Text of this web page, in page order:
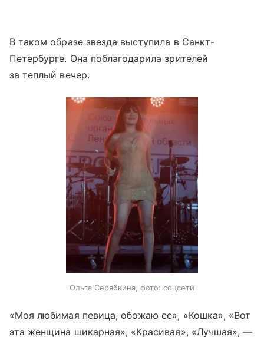
В таком образе звезда выступила в Санкт-
Петербурге. Она поблагодарила зрителей
за теплый вечер.
Ольга Серябкина, фото: соцсети
«Моя любимая певица, обожаю ее», «Кошка», «Вот
эта женщина шикарная», «Красивая», «Лучшая», —